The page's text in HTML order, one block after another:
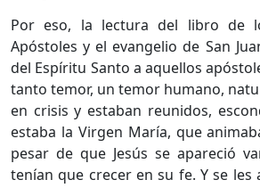
Por eso, la lectura del libro de
Apóstoles y el evangelio de San
del Espíritu Santo a aquellos
tanto temor, un temor humano,
en crisis y estaban reunidos,
estaba la Virgen María, que
pesar de que Jesús se apareció
tenían que crecer en su fe. Y se les